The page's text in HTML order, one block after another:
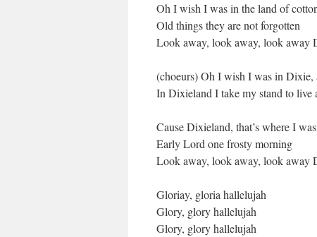
Oh I wish I was in the land of
Old things they are not forgotten
Look away, look away, look away
(choeurs) Oh I wish I was in Dixie,
In Dixieland I take my stand to live
Cause Dixieland, that’s where I
Early Lord one frosty morning
Look away, look away, look away
Gloriay, gloria hallelujah
Glory, glory hallelujah
Glory, glory hallelujah